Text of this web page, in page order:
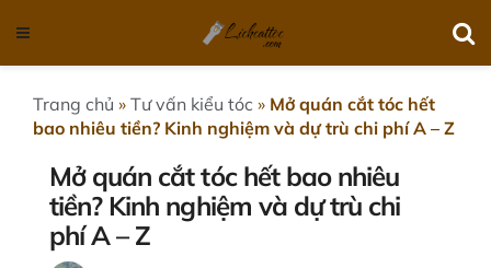
Trang chủ » Tư vấn kiểu tóc » Mở quán cắt tóc hết
bao nhiêu tiền? Kinh nghiệm và dự trù chi phí A – Z
Mở quán cắt tóc hết bao nhiêu
tiền? Kinh nghiệm và dự trù chi
phí A – Z